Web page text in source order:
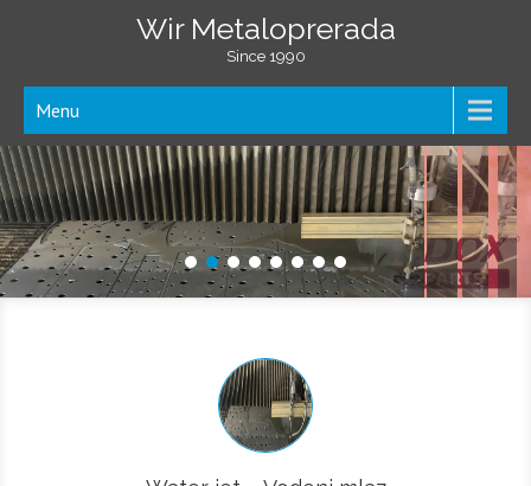
Wir Metaloprerada
Since 1990
Menu